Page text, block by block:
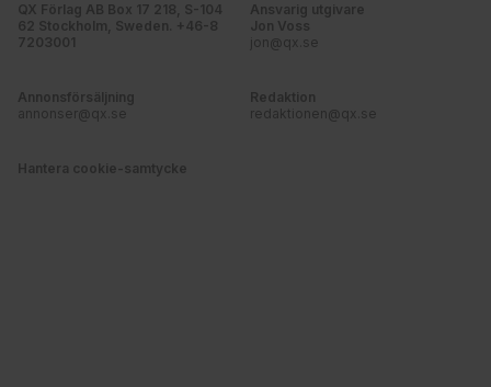
QX Förlag AB Box 17 218, S-104
62 Stockholm, Sweden. +46-8
7203001
Ansvarig utgivare
Jon Voss
jon@qx.se
Annonsförsäljning
annonser@qx.se
Redaktion
redaktionen@qx.se
Hantera cookie-samtycke